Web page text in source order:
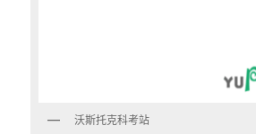
沃斯托克科考站